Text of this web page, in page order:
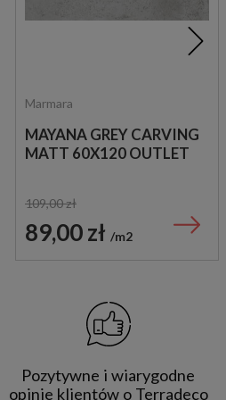
Marmara
MAYANA GREY CARVING
MATT 60X120 OUTLET
109,00 zł
89,00 zł m2
Pozytywne i wiarygodne
opinie klientów o Terradeco